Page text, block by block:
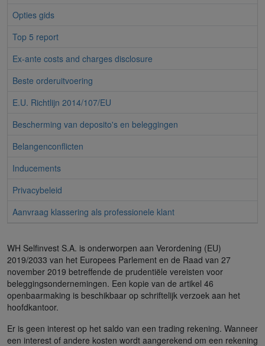
Opties gids
Top 5 report
Ex-ante costs and charges disclosure
Beste orderuitvoering
E.U. Richtlijn 2014/107/EU
Bescherming van deposito's en beleggingen
Belangenconflicten
Inducements
Privacybeleid
Aanvraag klassering als professionele klant
WH Selfinvest S.A. is onderworpen aan Verordening (EU)
2019/2033 van het Europees Parlement en de Raad van 27
november 2019 betreffende de prudentiële vereisten voor
beleggingsondernemingen. Een kopie van de artikel 46
openbaarmaking is beschikbaar op schriftelijk verzoek aan het
hoofdkantoor.
Er is geen interest op het saldo van een trading rekening. Wanneer
een interest of andere kosten wordt aangerekend om een rekening